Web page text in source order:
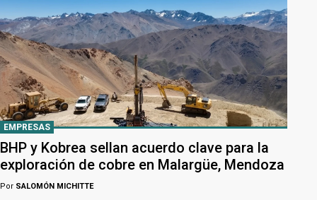
EMPRESAS
BHP y Kobrea sellan acuerdo clave para la
exploración de cobre en Malargüe, Mendoza
Por SALOMÓN MICHITTE